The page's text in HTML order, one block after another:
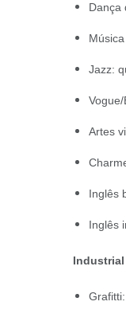
Dança
Jazz:
Artes
Inglês
Inglês
Industrial